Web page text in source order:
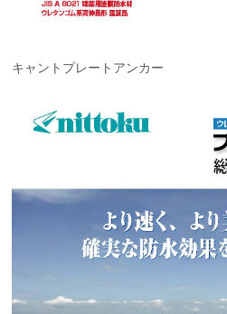
キャントプレートアンカー